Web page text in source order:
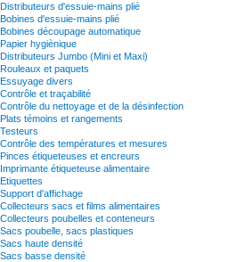
Distributeurs d'essuie-mains plié
Bobines d'essuie-mains plié
Bobines découpage automatique
Papier hygiènique
Distributeurs Jumbo (Mini et Maxi)
Rouleaux et paquets
Essuyage divers
Contrôle et traçabilité
Contrôle du nettoyage et de la désinfection
Plats témoins et rangements
Testeurs
Contrôle des températures et mesures
Pinces étiqueteuses et encreurs
Imprimante étiqueteuse alimentaire
Etiquettes
Support d'affichage
Collecteurs sacs et films alimentaires
Collecteurs poubelles et conteneurs
Sacs poubelle, sacs plastiques
Sacs haute densité
Sacs basse densité